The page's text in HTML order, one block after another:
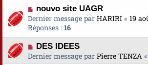
nouvo site UAGR
Dernier message par HARIRI « 19
Réponses : 16
DES IDEES
Dernier message par Pierre TENZA «